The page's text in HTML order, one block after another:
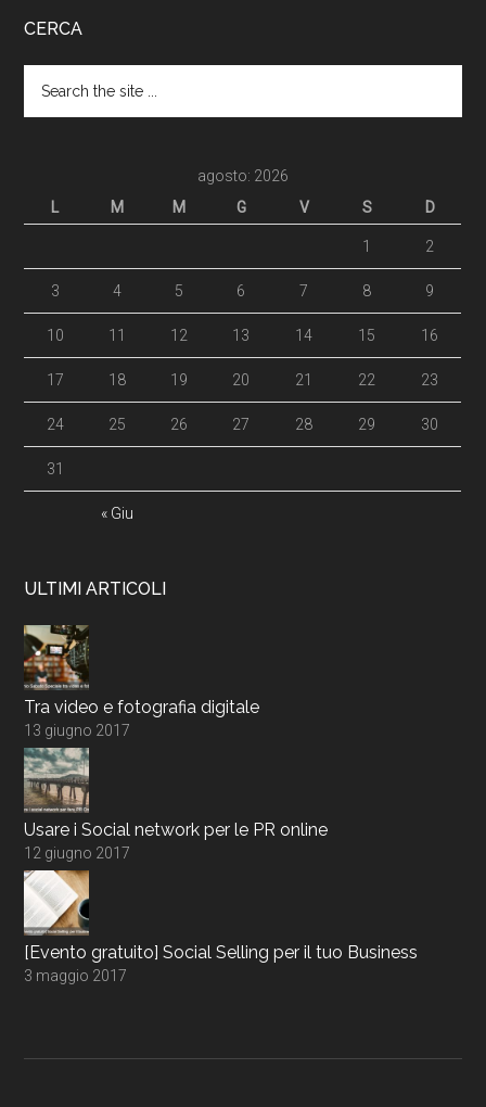
CERCA
agosto: 2026
L
M M G V S D
« Giu
1 2
3 4 5 6 7 8 9
10 11 12 13 14 15 16
17 18 19 20 21 22 23
24 25 26 27 28 29 30
31
ULTIMI ARTICOLI
Tra video e fotografia digitale
13 giugno 2017
Usare i Social network per le PR online
12 giugno 2017
[Evento gratuito] Social Selling per il tuo Business
3 maggio 2017